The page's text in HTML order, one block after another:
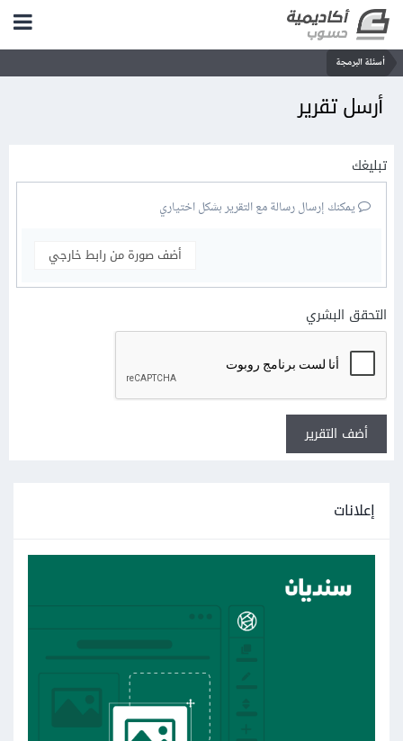
أسئلة البرمجة
أرسل تقرير
تبليغك
يمكنك إرسال رسالة مع التقرير بشكل اختياري
أضف صورة من رابط خارجي
التحقق البشري
أضف التقرير
إعلانات